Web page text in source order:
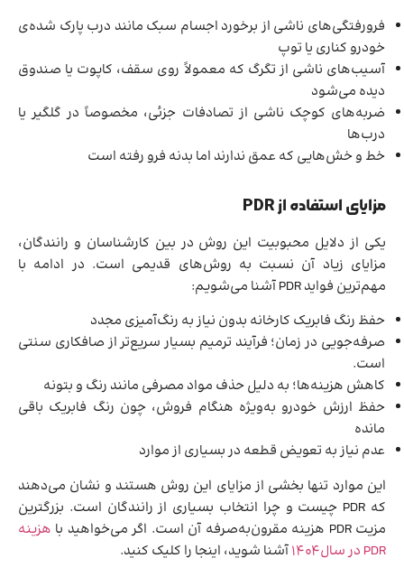
فرورفتگی‌های ناشی از برخورد اجسام سبک مانند درب پارک شده‌ی
خودرو کناری یا توپ
آسیب‌های ناشی از تگرگ که معمولاً روی سقف، کاپوت یا صندوق
دیده می‌شود
ضربه‌های کوچک ناشی از تصادفات جزئی، مخصوصاً در گلگیر یا
درب‌ها
خط و خش‌هایی که عمق ندارند اما بدنه فرو رفته است
مزایای استفاده از PDR
یکی از دلایل محبوبیت این روش در بین کارشناسان و رانندگان،
مزایای زیاد آن نسبت به روش‌های قدیمی است. در ادامه با
مهم‌ترین فواید PDR آشنا می‌شویم:
حفظ رنگ فابریک کارخانه بدون نیاز به رنگ‌آمیزی مجدد
صرفه‌جویی در زمان؛ فرآیند ترمیم بسیار سریع‌تر از صافکاری سنتی
است.
کاهش هزینه‌ها؛ به دلیل حذف مواد مصرفی مانند رنگ و بتونه
حفظ ارزش خودرو به‌ویژه هنگام فروش، چون رنگ فابریک باقی
مانده
عدم نیاز به تعویض قطعه در بسیاری از موارد
این موارد تنها بخشی از مزایای این روش هستند و نشان می‌دهند
که PDR چیست و چرا انتخاب بسیاری از رانندگان است. بزرگترین
مزیت PDR هزینه مقرون‌به‌صرفه آن است. اگر می‌خواهید با
هزینه
PDR در سال 1404
آشنا شوید، اینجا را کلیک کنید.